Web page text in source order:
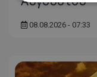
08.08.2026 - 07:33